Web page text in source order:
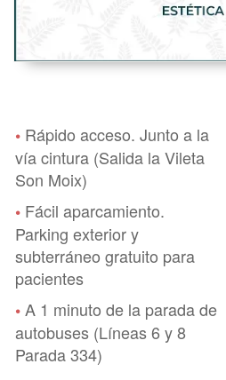
• Rápido acceso. Junto a la
vía cintura (Salida la Vileta
Son Moix)
• Fácil aparcamiento.
Parking exterior y
subterráneo gratuito para
pacientes
•A 1 minuto de la parada de
autobuses (Líneas 6 y 8
Parada 334)